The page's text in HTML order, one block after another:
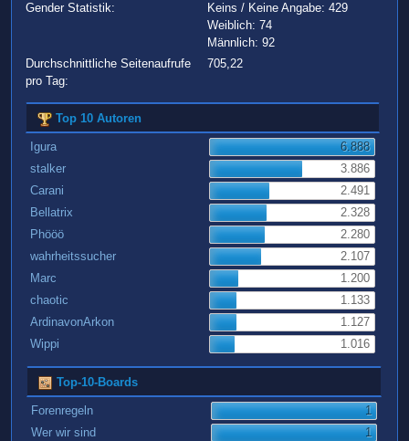
Gender Statistik:
Keins / Keine Angabe: 429
Weiblich: 74
Männlich: 92
Durchschnittliche Seitenaufrufe
pro Tag:
705,22
Top 10 Autoren
Igura
6.888
stalker
3.886
Carani
2.491
Bellatrix
2.328
Phööö
2.280
wahrheitssucher
2.107
Marc
1.200
chaotic
1.133
ArdinavonArkon
1.127
Wippi
1.016
Top-10-Boards
Forenregeln
1
Wer wir sind
1